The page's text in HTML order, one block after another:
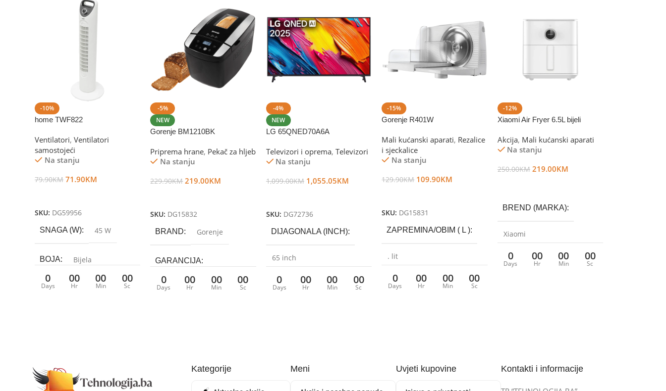
Gorenje
GARANCIJA
DIMENZIJE (MM)
102 x 165 x 102 (mm)
BRAND Gorenje
GARANCIJA
24 mjeseci
Gorenje
GARANCIJA
185 x 415 x 172 (mm)
BRAND Gorenje
GARANCIJA
24 mjeseci
-10%
home TWF822
Ventilatori, Ventilatori
samostojeći
Na stanju
79.90KM 71.90KM
SKU: DG59956
SNAGA (W) 45 W
BOJA Bijela
VRSTA VENTILATORA
BROJ BRZINA RADA
0
Days
00
Hr
00
Min
00
Sc
-5%
NEW
Gorenje BM1210BK
Priprema hrane, Pekač za hljeb
Na stanju
229.90KM 219.00KM
SKU: DG15832
BRAND Gorenje
GARANCIJA
24 mjeseci
0
Days
00
Hr
00
Min
00
Sc
-4%
NEW
LG 65QNED70A6A
Televizori i oprema, Televizori
Na stanju
1,099.00KM 1,055.05KM
SKU: DG72736
DIJAGONALA (INCH)
65 inch
TUNER DVB-T2/C/S2
REZOLUCIJA
0
Days
00
Hr
00
Min
00
Sc
-15%
Gorenje R401W
Mali kućanski aparati, Rezalice
i sjeckalice
Na stanju
129.90KM 109.90KM
SKU: DG15831
ZAPREMINA/OBIM ( L )
. lit
BRAND Gorenje
0
Days
00
Hr
00
Min
00
Sc
-12%
Xiaomi Air Fryer 6.5L bijeli
Akcija, Mali kućanski aparati
Na stanju
250.00KM 219.00KM
BREND (MARKA)
Xiaomi
KAPACITET 6.5L
0
Days
00
Hr
00
Min
00
Sc
Kategorije Meni Uvjeti kupovine Kontakti i informacije